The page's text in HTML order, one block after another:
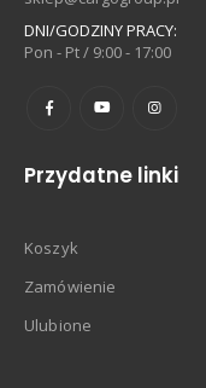
DNI/GODZINY PRACY:
Pon - Pt / 9:00 - 17:00
Przydatne linki
Koszyk
Zamówienie
Ulubione